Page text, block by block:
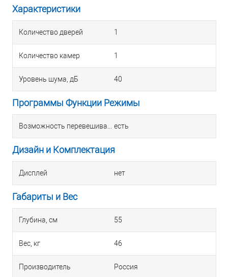
Характеристики
Количество дверей 1
Количество камер 1
Уровень шума, дБ 40
Программы Функции Режимы
Возможность перевешивания двери есть
Дизайн и Комплектация
Дисплей нет
Габариты и Вес
Глубина, см 55
Вес, кг 46
Производитель Россия